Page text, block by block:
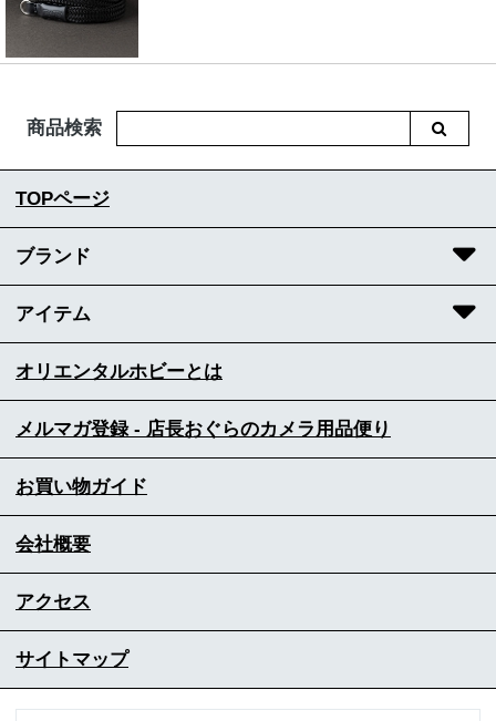
商品検索
TOPページ
ブランド
アイテム
オリエンタルホビーとは
メルマガ登録 - 店長おぐらのカメラ用品便り
お買い物ガイド
会社概要
アクセス
サイトマップ